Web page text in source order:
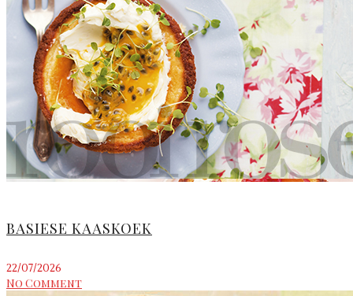
BASIESE KAASKOEK
22/07/2026
No Comment